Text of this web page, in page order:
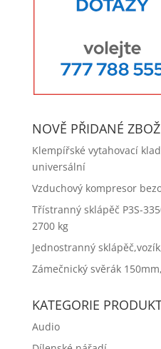
NOVĚ PŘIDANÉ
Klempířské vytahovací
universální
Vzduchový kompresor
Třístranný sklápěč P3S-
2700 kg
Jednostranný
Zámečnický svěrák
KATEGORIE
Audio